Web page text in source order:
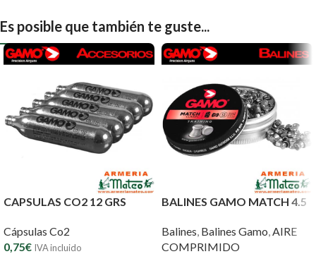
Es posible que también te guste...
CAPSULAS CO2 12 GRS
Cápsulas Co2
0,75€ IVA incluido
BALINES GAMO MATCH 4.5
Balines Balines Gamo AIRE
COMPRIMIDO